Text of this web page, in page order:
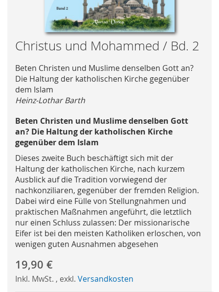
Skip
to
the
beginning
of
the
images
gallery
Christus und Mohammed / Bd. 2
Beten Christen und Muslime denselben Gott an?
Die Haltung der katholischen Kirche gegenüber
dem Islam
Heinz-Lothar Barth
Beten Christen und Muslime denselben Gott
an? Die Haltung der katholischen Kirche
gegenüber dem Islam
Dieses zweite Buch beschäftigt sich mit der
Haltung der katholischen Kirche, nach kurzem
Ausblick auf die Tradition vorwiegend der
nachkonziliaren, gegenüber der fremden Religion.
Dabei wird eine Fülle von Stellungnahmen und
praktischen Maßnahmen angeführt, die letztlich
nur einen Schluss zulassen: Der missionarische
Eifer ist bei den meisten Katholiken erloschen, von
wenigen guten Ausnahmen abgesehen
19,90 €
Inkl. MwSt. , exkl. Versandkosten